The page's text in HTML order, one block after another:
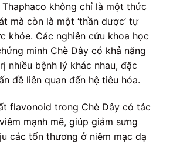
Thaphaco không chỉ là một thức
mà còn là một ‘thần dược’ tự
khỏe. Các nghiên cứu khoa học
minh Chè Dây có khả năng
nhiều bệnh lý khác nhau, đặc
đề liên quan đến hệ tiêu hóa.
flavonoid trong Chè Dây có tác
mạnh mẽ, giúp giảm sưng
các tổn thương ở niêm mạc dạ